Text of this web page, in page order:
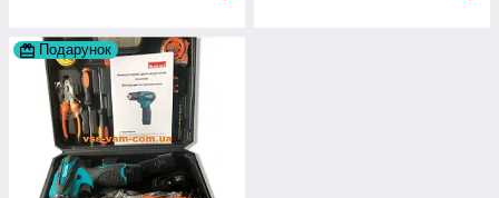
Подарунок